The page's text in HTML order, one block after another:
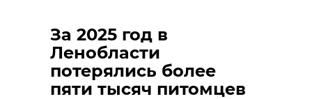
За 2025 год в
Ленобласти
потерялись более
пяти тысяч питомцев
ХII районный
турнир и мастер-
класс по
волейболу имени
гуманитарная помощь
спецоперация